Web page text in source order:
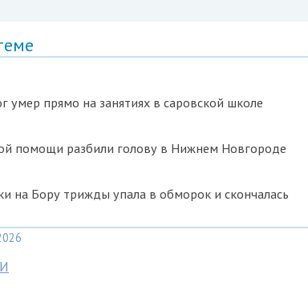
умер прямо на занятиях в саровской школе
помощи разбили голову в Нижнем Новгороде
на Бору трижды упала в обморок и скончалась